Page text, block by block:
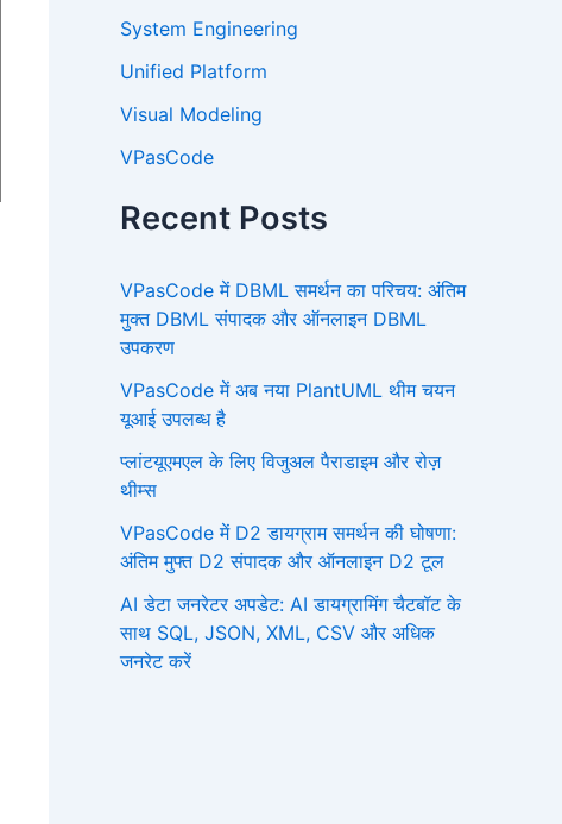
System Engineering
Unified Platform
Visual Modeling
VPasCode
Recent Posts
VPasCode में DBML समर्थन का परिचय: अंतिम
मुक्त DBML संपादक और ऑनलाइन DBML
उपकरण
VPasCode में अब नया PlantUML थीम चयन
यूआई उपलब्ध है
प्लांटयूएमएल के लिए विजुअल पैराडाइम और रोज़
थीम्स
VPasCode में D2 डायग्राम समर्थन की घोषणा:
अंतिम मुफ्त D2 संपादक और ऑनलाइन D2 टूल
AI डेटा जनरेटर अपडेट: AI डायग्रामिंग चैटबॉट के
साथ SQL, JSON, XML, CSV और अधिक
जनरेट करें